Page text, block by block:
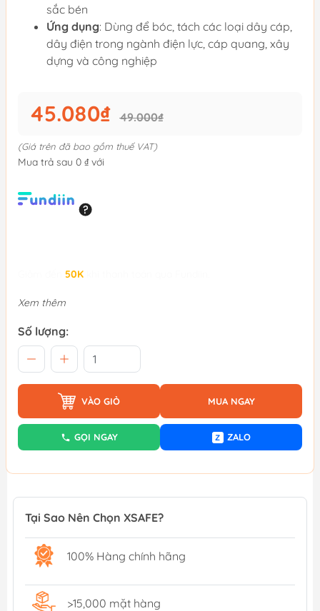
sắc bén
Ứng dụng: Dùng để bóc, tách các loại dây cáp,
dây điện trong ngành điện lực, cáp quang, xây
dựng và công nghiệp
45.080₫ 49.000₫
(Giá trên đã bao gồm thuế VAT)
Mua trả sau 0 ₫ với
50K
Xem thêm
Số lượng:
VÀO GIỎ MUA NGAY
GỌI NGAY Z ZALO
Tại Sao Nên Chọn XSAFE?
100% Hàng chính hãng
>15,000 mặt hàng